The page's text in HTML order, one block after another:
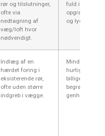
rør og tilslutninger,
ofte via
nedtagning af
væg/loft hvor
nødvendigt.
fuld
opgradere
og
Indlæg af en
hærdet foring i
eksisterende rør,
ofte uden større
indgreb i vægge.
Mindre
hurtigere, ofte
billigere
begrænset